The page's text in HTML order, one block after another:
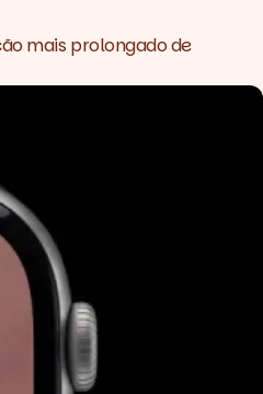
mais prolongado de